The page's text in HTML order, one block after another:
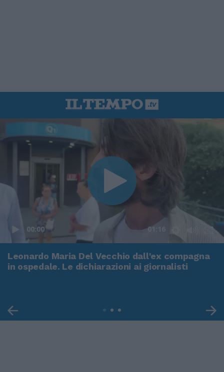
00:00 01:16
Leonardo Maria Del Vecchio dall'ex compagna
in ospedale. Le dichiarazioni ai giornalisti